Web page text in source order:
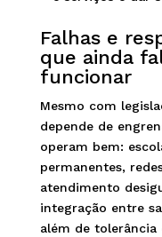
Falhas e
que ainda
funcionar
Mesmo com
depende de
operam bem:
permanentes,
atendimento
integração entre
além de